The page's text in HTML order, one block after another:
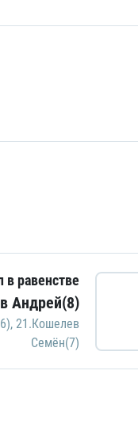
в равенстве
Андрей(8)
, 21.Кошелев
Семён(7)